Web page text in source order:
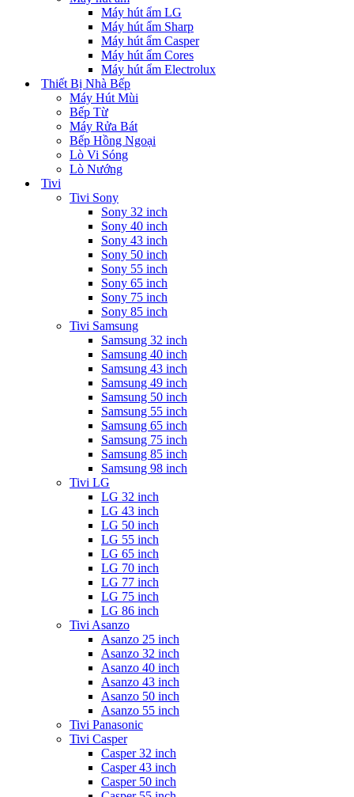
Máy hút ẩm LG
Máy hút ẩm Sharp
Máy hút ẩm Casper
Máy hút ẩm Cores
Máy hút ẩm Electrolux
Thiết Bị Nhà Bếp
Máy Hút Mùi
Bếp Từ
Máy Rửa Bát
Bếp Hồng Ngoại
Lò Vi Sóng
Lò Nướng
Tivi
Tivi Sony
Sony 32 inch
Sony 40 inch
Sony 43 inch
Sony 50 inch
Sony 55 inch
Sony 65 inch
Sony 75 inch
Sony 85 inch
Tivi Samsung
Samsung 32 inch
Samsung 40 inch
Samsung 43 inch
Samsung 49 inch
Samsung 50 inch
Samsung 55 inch
Samsung 65 inch
Samsung 75 inch
Samsung 85 inch
Samsung 98 inch
Tivi LG
LG 32 inch
LG 43 inch
LG 50 inch
LG 55 inch
LG 65 inch
LG 70 inch
LG 77 inch
LG 75 inch
LG 86 inch
Tivi Asanzo
Asanzo 25 inch
Asanzo 32 inch
Asanzo 40 inch
Asanzo 43 inch
Asanzo 50 inch
Asanzo 55 inch
Tivi Panasonic
Tivi Casper
Casper 32 inch
Casper 43 inch
Casper 50 inch